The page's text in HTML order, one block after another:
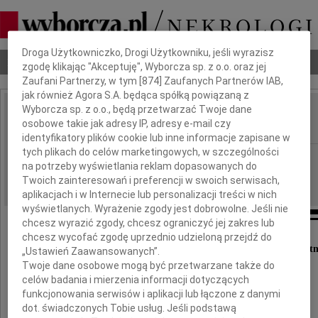
Nekrologi Odeszli Poradnik pogrzebowy
IMIĘ I NAZWISKO: Romuald Mulica
REGION: Szczecin
DATA EMISJI: 23.07.2010
Wszystkim, którzy wspierali nas i uczestniczyli w
Dbamy o Twoją prywatność
Droga Użytkowniczko, Drogi Użytkowniku, jeśli wyrazisz
zgodę klikając "Akceptuję", Wyborcza sp. z o.o. oraz jej
Zaufani Partnerzy, w tym [874 ] Zaufanych Partnerów IAB,
jak również Agora S.A. będąca spółką powiązaną z
Wyborcza sp. z o.o., będą przetwarzać Twoje dane
osobowe takie jak adresy IP, adresy e-mail czy
identyfikatory plików cookie lub inne informacje zapisane w
tych plikach do celów marketingowych, w szczególności
na potrzeby wyświetlania reklam dopasowanych do
Twoich zainteresowań i preferencji w swoich serwisach,
aplikacjach i w Internecie lub personalizacji treści w nich
wyświetlanych. Wyrażenie zgody jest dobrowolne. Jeśli nie
chcesz wyrazić zgody, chcesz ograniczyć jej zakres lub
chcesz wycofać zgodę uprzednio udzieloną przejdź do
„Ustawień Zaawansowanych”.
Twoje dane osobowe mogą być przetwarzane także do
celów badania i mierzenia informacji dotyczących
funkcjonowania serwisów i aplikacji lub łączone z danymi
dot. świadczonych Tobie usług. Jeśli podstawą